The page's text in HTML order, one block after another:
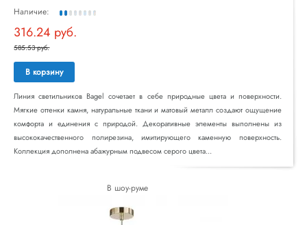
Наличие:
316.24 руб.
585.53 руб.
В корзину
Линия светильников Bagel сочетает в себе природные цвета и поверхности.
Мягкие оттенки камня, натуральные ткани и матовый металл создают ощущение
комфорта и единения с природой. Декоративные элементы выполнены из
высококачественного полирезина, имитирующего каменную поверхность.
Коллекция дополнена абажурным подвесом серого цвета...
В шоу-руме